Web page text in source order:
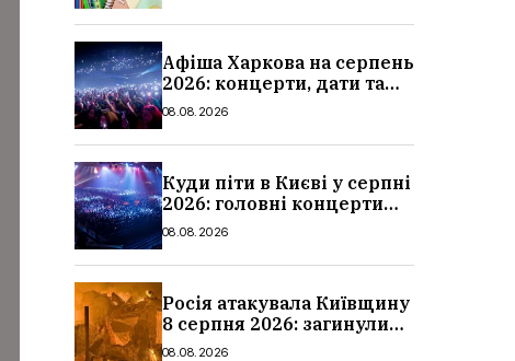
Афіша Харкова на серпень
2026: концерти, дати та
ціни квитків
08.08.2026
Куди піти в Києві у серпні
2026: головні концерти
місяця, дати, артисти та
08.08.2026
Росія атакувала Київщину
8 серпня 2026: загинули
троє людей, серед них
08.08.2026